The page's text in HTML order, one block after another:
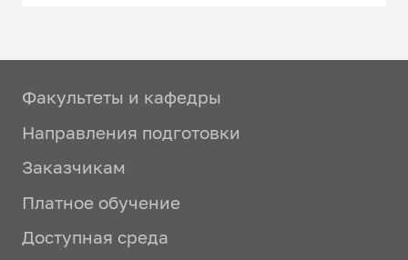
Факультеты и кафедры
Направления подготовки
Заказчикам
Платное обучение
Доступная среда